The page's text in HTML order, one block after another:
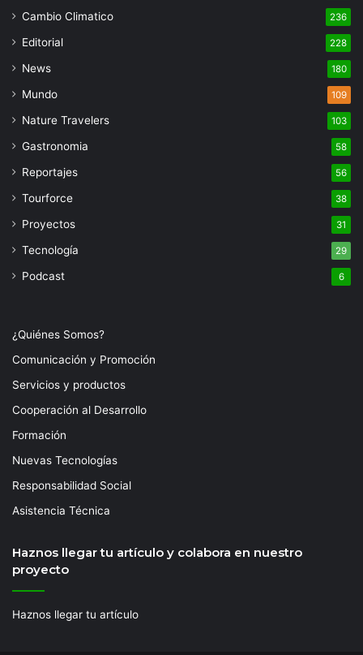
Cambio Climatico 236
Editorial 228
News 180
Mundo 109
Nature Travelers 103
Gastronomia 58
Reportajes 56
Tourforce 38
Proyectos 31
Tecnología 29
Podcast 6
¿Quiénes Somos?
Comunicación y Promoción
Servicios y productos
Cooperación al Desarrollo
Formación
Nuevas Tecnologías
Responsabilidad Social
Asistencia Técnica
Haznos llegar tu artículo y colabora en nuestro
proyecto
Haznos llegar tu artículo